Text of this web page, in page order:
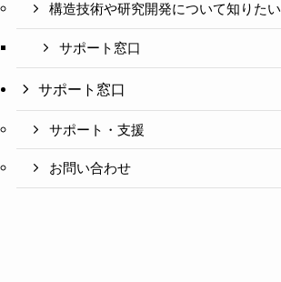
構造技術や研究開発について知りたい
サポート窓口
サポート窓口
サポート・支援
お問い合わせ